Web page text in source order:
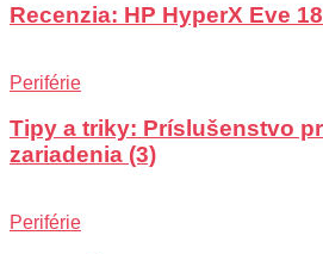
Recenzia: HP HyperX Eve
Periférie
Tipy a triky: Príslušenstvo
zariadenia (3)
Periférie